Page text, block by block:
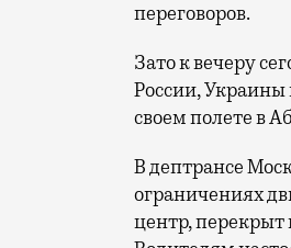
переговоров.
Зато к вечеру
России, Украины
своем полете в
В дептрансе
ограничениях
центр,